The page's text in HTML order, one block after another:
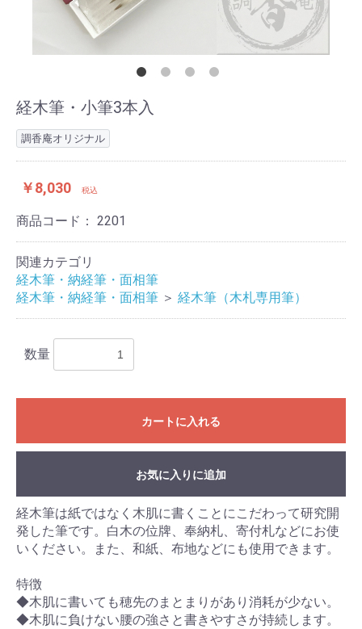
経木筆・小筆3本入
調香庵オリジナル
￥8,030 税込
商品コード： 2201
関連カテゴリ
経木筆・納経筆・面相筆
経木筆・納経筆・面相筆 ＞ 経木筆（木札専用筆）
数量
カートに入れる
お気に入りに追加
経木筆は紙ではなく木肌に書くことにこだわって研究開
発した筆です。白木の位牌、奉納札、寄付札などにお使
いください。また、和紙、布地などにも使用できます。
特徴
◆木肌に書いても穂先のまとまりがあり消耗が少ない。
◆木肌に負けない腰の強さと書きやすさが持続します。